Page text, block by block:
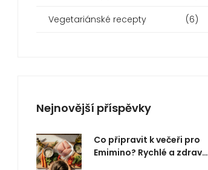
Vegetariánské recepty (6)
Nejnovější příspěvky
Co připravit k večeři pro
Emimino? Rychlé a zdravé